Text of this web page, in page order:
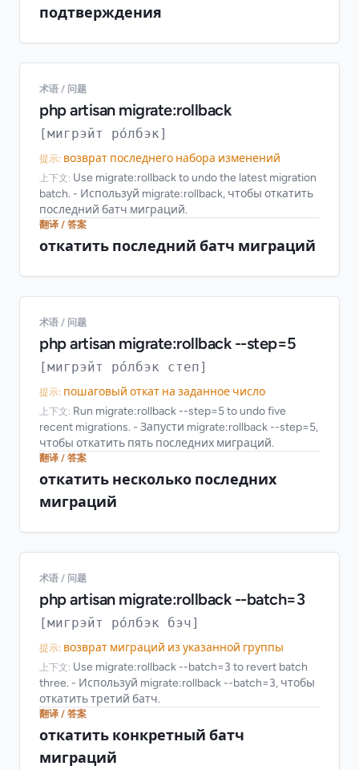
подтверждения
术语 / 问题
php artisan migrate:rollback
[мигрэйт ро́лбэк]
提示: возврат последнего набора изменений
上下文: Use migrate:rollback to undo the latest migration
batch. - Используй migrate:rollback, чтобы откатить
последний батч миграций.
翻译 / 答案
откатить последний батч миграций
术语 / 问题
php artisan migrate:rollback --step=5
[мигрэйт ро́лбэк степ]
提示: пошаговый откат на заданное число
上下文: Run migrate:rollback --step=5 to undo five
recent migrations. - Запусти migrate:rollback --step=5,
чтобы откатить пять последних миграций.
翻译 / 答案
откатить несколько последних
миграций
术语 / 问题
php artisan migrate:rollback --batch=3
[мигрэйт ро́лбэк бэч]
提示: возврат миграций из указанной группы
上下文: Use migrate:rollback --batch=3 to revert batch
three. - Используй migrate:rollback --batch=3, чтобы
откатить третий батч.
翻译 / 答案
откатить конкретный батч
миграций